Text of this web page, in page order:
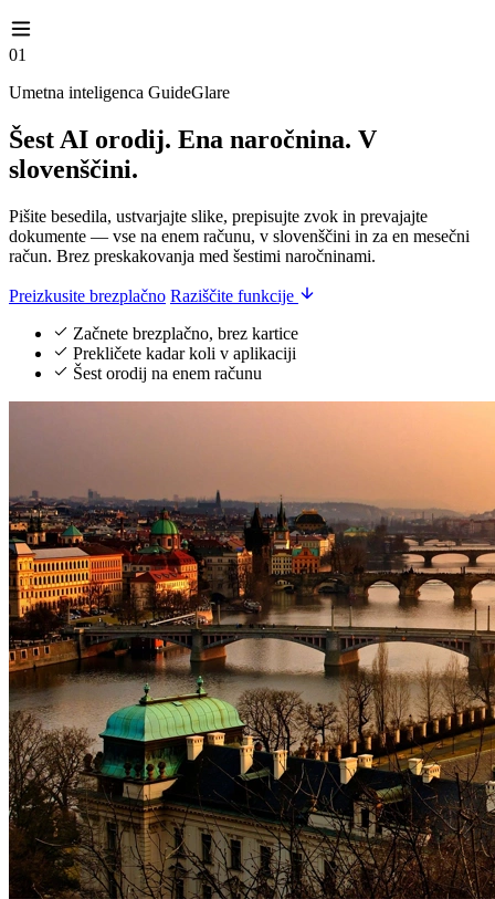
01
Umetna inteligenca GuideGlare
Šest AI orodij. Ena naročnina. V
slovenščini.
Pišite besedila, ustvarjajte slike, prepisujte zvok in prevajajte
dokumente — vse na enem računu, v slovenščini in za en mesečni
račun. Brez preskakovanja med šestimi naročninami.
Preizkusite brezplačno Raziščite funkcije
Začnete brezplačno, brez kartice
Prekličete kadar koli v aplikaciji
Šest orodij na enem računu